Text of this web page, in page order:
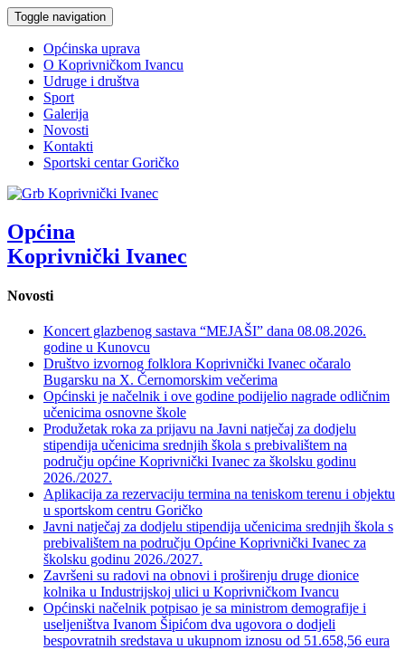
Toggle navigation
Općinska uprava
O Koprivničkom Ivancu
Udruge i društva
Sport
Galerija
Novosti
Kontakti
Sportski centar Goričko
Općina
Koprivnički Ivanec
Novosti
Koncert glazbenog sastava “MEJAŠI” dana 08.08.2026.
godine u Kunovcu
Društvo izvornog folklora Koprivnički Ivanec očaralo
Bugarsku na X. Černomorskim večerima
Općinski je načelnik i ove godine podijelio nagrade odličnim
učenicima osnovne škole
Produžetak roka za prijavu na Javni natječaj za dodjelu
stipendija učenicima srednjih škola s prebivalištem na
području općine Koprivnički Ivanec za školsku godinu
2026./2027.
Aplikacija za rezervaciju termina na teniskom terenu i objektu
u sportskom centru Goričko
Javni natječaj za dodjelu stipendija učenicima srednjih škola s
prebivalištem na području Općine Koprivnički Ivanec za
školsku godinu 2026./2027.
Završeni su radovi na obnovi i proširenju druge dionice
kolnika u Industrijskoj ulici u Koprivničkom Ivancu
Općinski načelnik potpisao je sa ministrom demografije i
useljeništva Ivanom Šipićom dva ugovora o dodjeli
bespovratnih sredstava u ukupnom iznosu od 51.658,56 eura